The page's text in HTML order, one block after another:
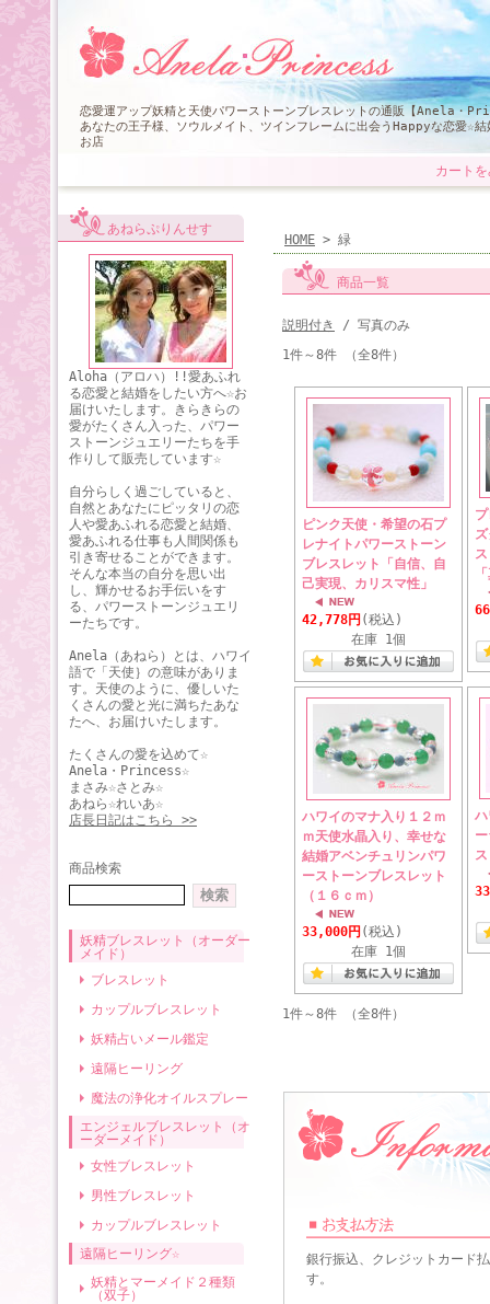
恋愛運アップ妖精と天使パワーストーンブレスレットの通販【Anela・
あなたの王子様、ソウルメイト、ツインフレームに出会うHappyな恋愛☆
お店
カート
あねらぷりんせす
Aloha（アロハ）!!愛あふれ
る恋愛と結婚をしたい方へ☆お
届けいたします。きらきらの
愛がたくさん入った、パワー
ストーンジュエリーたちを手
作りして販売しています☆
自分らしく過ごしていると、
自然とあなたにピッタリの恋
人や愛あふれる恋愛と結婚、
愛あふれる仕事も人間関係も
引き寄せることができます。
そんな本当の自分を思い出
し、輝かせるお手伝いをす
る、パワーストーンジュエリ
ーたちです。
Anela（あねら）とは、ハワイ
語で「天使｝の意味がありま
す。天使のように、優しいた
くさんの愛と光に満ちたあな
たへ、お届けいたします。
たくさんの愛を込めて☆
Anela・Princess☆
まさみ☆さとみ☆
あねら☆れいあ☆
店長日記はこちら >>
商品検索
妖精ブレスレット（オーダー
メイド）
ブレスレット
カップルブレスレット
妖精占いメール鑑定
遠隔ヒーリング
魔法の浄化オイルスプレー
エンジェルブレスレット（オ
ーダーメイド）
女性ブレスレット
男性ブレスレット
カップルブレスレット
遠隔ヒーリング☆
妖精とマーメイド２種類
（双子）
HOME > 緑
商品一覧
説明付き
/ 写真のみ
1件～8件 （全8件）
ピンク天使・希望の石プ
レナイトパワーストーン
ブレスレット「自信、自
己実現、カリスマ性」
42,778円 (税込)
在庫 1個
ハワイのマナ入り１２ｍ
ｍ天使水晶入り、幸せな
結婚アベンチュリンパワ
ーストーンブレスレット
（１６ｃｍ）
33,000円 (税込)
在庫 1個
1件～8件 （全8件）
銀行振込、クレジットカード
す。